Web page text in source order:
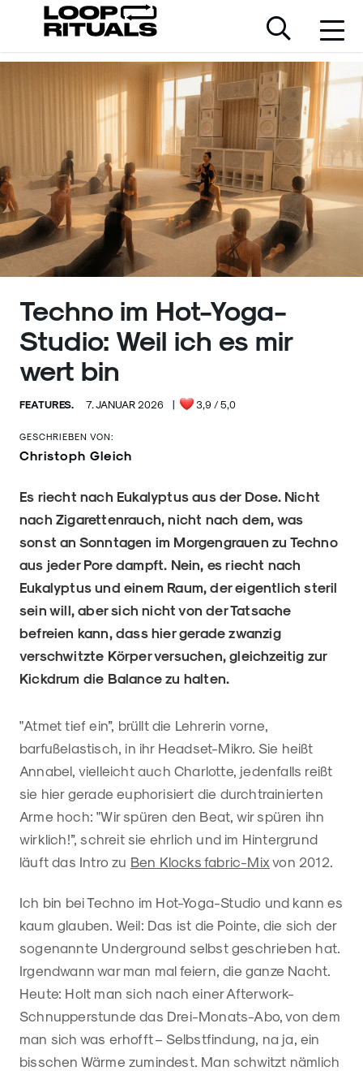
Techno im Hot-Yoga-
Studio: Weil ich es mir
wert bin
FEATURES. 7. JANUAR 2026 | 3,9 / 5,0
GESCHRIEBEN VON:
Christoph Gleich
Es riecht nach Eukalyptus aus der Dose. Nicht
nach Zigarettenrauch, nicht nach dem, was
sonst an Sonntagen im Morgengrauen zu Techno
aus jeder Pore dampft. Nein, es riecht nach
Eukalyptus und einem Raum, der eigentlich steril
sein will, aber sich nicht von der Tatsache
befreien kann, dass hier gerade zwanzig
verschwitzte Körper versuchen, gleichzeitig zur
Kickdrum die Balance zu halten.
"Atmet tief ein”, brüllt die Lehrerin vorne,
barfußelastisch, in ihr Headset-Mikro. Sie heißt
Annabel, vielleicht auch Charlotte, jedenfalls reißt
sie hier gerade euphorisiert die durchtrainierten
Arme hoch: "Wir spüren den Beat, wir spüren ihn
wirklich!”, schreit sie ehrlich und im Hintergrund
läuft das Intro zu Ben Klocks fabric-Mix von 2012.
Ich bin bei Techno im Hot-Yoga-Studio und kann es
kaum glauben. Weil: Das ist die Pointe, die sich der
sogenannte Underground selbst geschrieben hat.
Irgendwann war man mal feiern, die ganze Nacht.
Heute: Holt man sich nach einer Afterwork-
Schnupperstunde das Drei-Monats-Abo, von dem
man sich was erhofft – Selbstfindung, na ja, ein
bisschen Wärme zumindest. Man schwitzt nämlich